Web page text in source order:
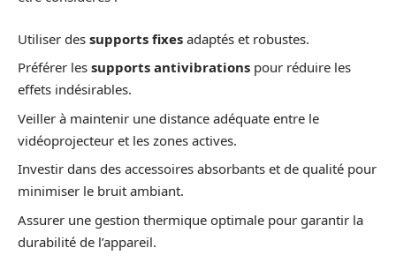
Utiliser des supports fixes adaptés et robustes.
Préférer les supports antivibrations pour réduire les
effets indésirables.
Veiller à maintenir une distance adéquate entre le
vidéoprojecteur et les zones actives.
Investir dans des accessoires absorbants et de qualité pour
minimiser le bruit ambiant.
Assurer une gestion thermique optimale pour garantir la
durabilité de l’appareil.